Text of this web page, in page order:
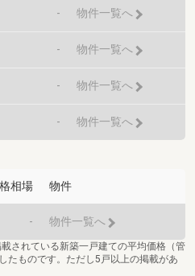
- 物件一覧へ
- 物件一覧へ
- 物件一覧へ
- 物件一覧へ
相場 物件
- 物件一覧へ
されている新築一戸建ての平均価格（管
たものです。ただし5戸以上の掲載があ